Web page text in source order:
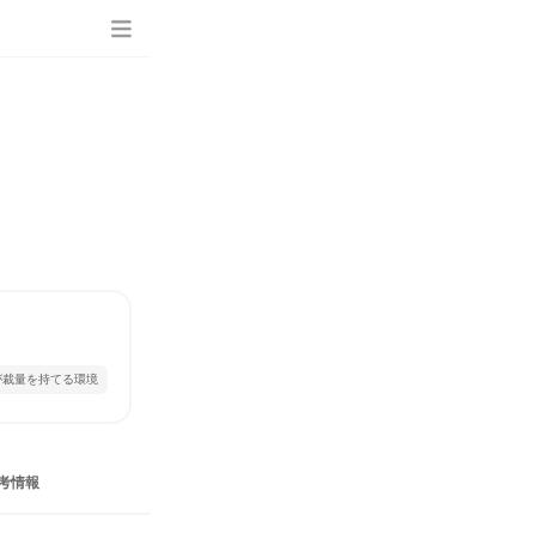
量を持てる環境
情報